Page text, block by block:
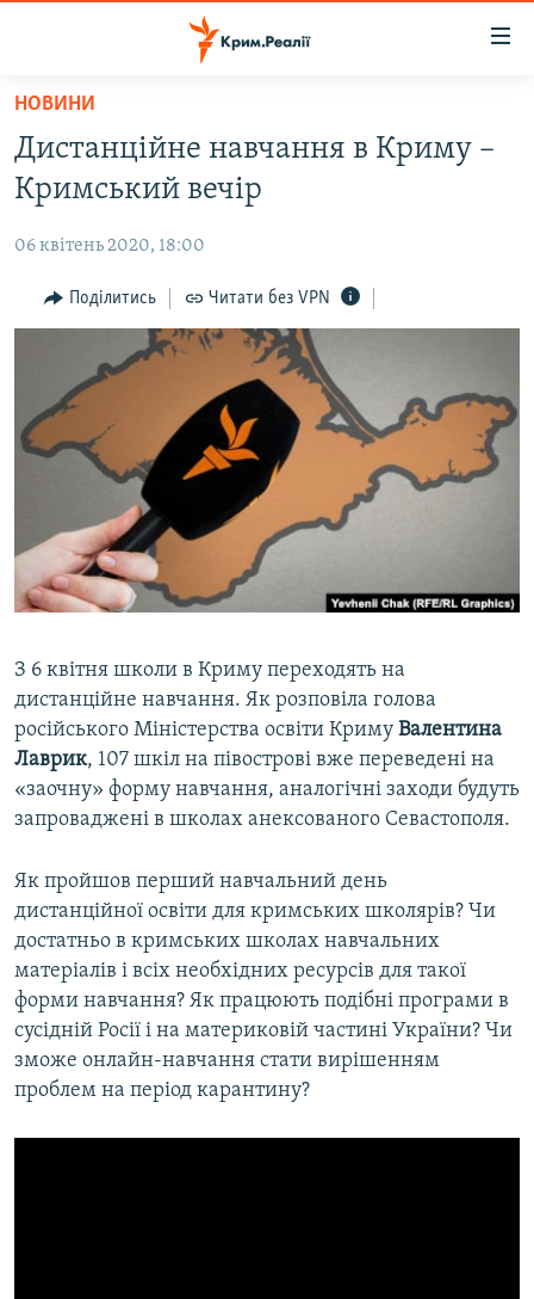
Перейти
основного
матеріалу
Перейти
до
навігації
Перейти
пошуку
ВОДА.КРИМ
ВІДЕО ТА ФОТО
ПОЛІТИКА
БЛОГИ
ІНТЕРВ'Ю
ВСЕ ЗА ДЕНЬ
СПЕЦПРОЕКТИ
ДЕПОРТАЦІЯ
ВІДЕОУРОКИ «ELIFBE»
СВІДЧЕННЯ ОКУПАЦІЇ
ЯК ОБІЙТИ БЛОКУВАННЯ
Русский
Qırımtatar
Усі сайти RFE/RL
НОВИНИ
Дистанційне навчання в Криму –
Кримський вечір
06 квітень 2020, 18:00
Поділитись Читати без VPN
З 6 квітня школи в Криму переходять на
дистанційне навчання. Як розповіла голова
російського Міністерства освіти Криму Валентина
Лаврик, 107 шкіл на півострові вже переведені на
«заочну» форму навчання, аналогічні заходи будуть
запроваджені в школах анексованого Севастополя.
Як пройшов перший навчальний день
дистанційної освіти для кримських школярів? Чи
достатньо в кримських школах навчальних
матеріалів і всіх необхідних ресурсів для такої
форми навчання? Як працюють подібні програми в
сусідній Росії і на материковій частині України? Чи
зможе онлайн-навчання стати вирішенням
проблем на період карантину?